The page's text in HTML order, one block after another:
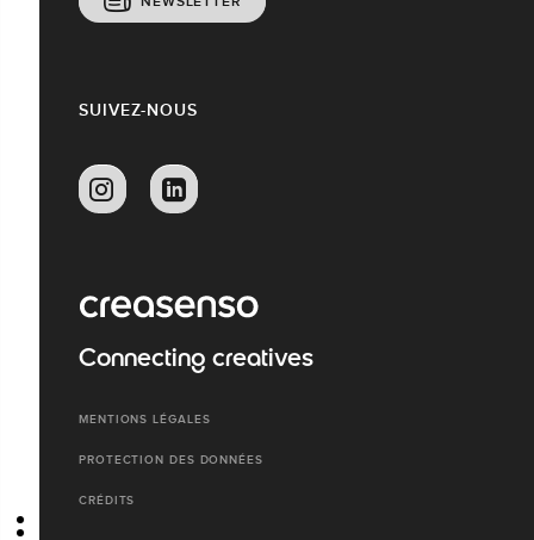
SUIVEZ-NOUS
Connecting creatives
MENTIONS LÉGALES
PROTECTION DES DONNÉES
CRÉDITS